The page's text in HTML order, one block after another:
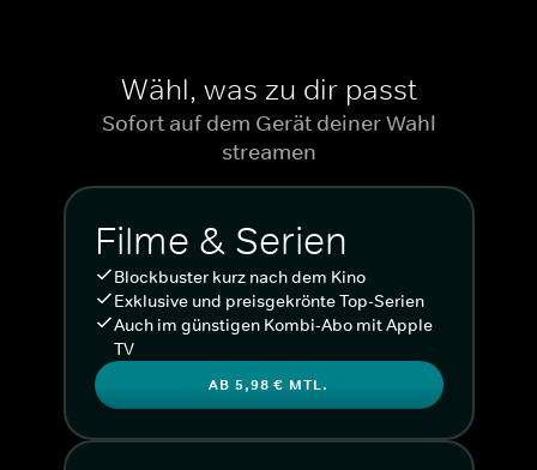
Wähl, was zu dir passt
Sofort auf dem Gerät deiner Wahl
streamen
Filme & Serien
Blockbuster kurz nach dem Kino
Exklusive und preisgekrönte Top-Serien
Auch im günstigen Kombi-Abo mit Apple
TV
AB 5,98 € MTL.